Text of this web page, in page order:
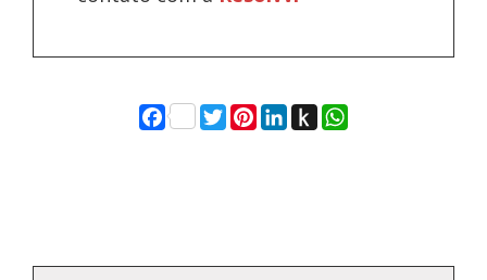
Facebook
Twitter
Pinterest
LinkedIn
Push
to
WhatsApp